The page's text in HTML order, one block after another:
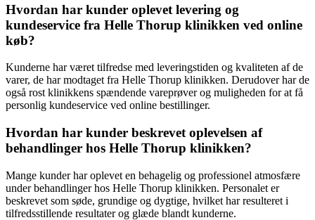
Hvordan har kunder oplevet levering og
kundeservice fra Helle Thorup klinikken ved online
køb?
Kunderne har været tilfredse med leveringstiden og kvaliteten af de
varer, de har modtaget fra Helle Thorup klinikken. Derudover har de
også rost klinikkens spændende vareprøver og muligheden for at få
personlig kundeservice ved online bestillinger.
Hvordan har kunder beskrevet oplevelsen af
behandlinger hos Helle Thorup klinikken?
Mange kunder har oplevet en behagelig og professionel atmosfære
under behandlinger hos Helle Thorup klinikken. Personalet er
beskrevet som søde, grundige og dygtige, hvilket har resulteret i
tilfredsstillende resultater og glæde blandt kunderne.